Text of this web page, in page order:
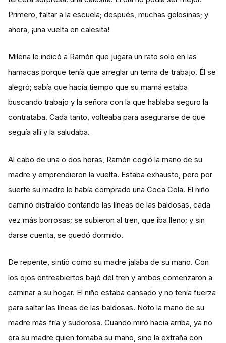
Primero, faltar a la escuela; después, muchas golosinas; y
ahora, ¡una vuelta en calesita!
Milena le indicó a Ramón que jugara un rato solo en las
hamacas porque tenía que arreglar un tema de trabajo. Él se
alegró; sabía que hacía tiempo que su mamá estaba
buscando trabajo y la señora con la que hablaba seguro la
contrataba. Cada tanto, volteaba para asegurarse de que
seguía allí y la saludaba.
Al cabo de una o dos horas, Ramón cogió la mano de su
madre y emprendieron la vuelta. Estaba exhausto, pero por
suerte su madre le había comprado una Coca Cola. El niño
caminó distraído contando las líneas de las baldosas, cada
vez más borrosas; se subieron al tren, que iba lleno; y sin
darse cuenta, se quedó dormido.
De repente, sintió como su madre jalaba de su mano. Con
los ojos entreabiertos bajó del tren y ambos comenzaron a
caminar a su hogar. El niño estaba cansado y no tenía fuerza
para saltar las líneas de las baldosas. Noto la mano de su
madre más fría y sudorosa. Cuando miró hacia arriba, ya no
era su madre quien tomaba su mano, sino la extraña con